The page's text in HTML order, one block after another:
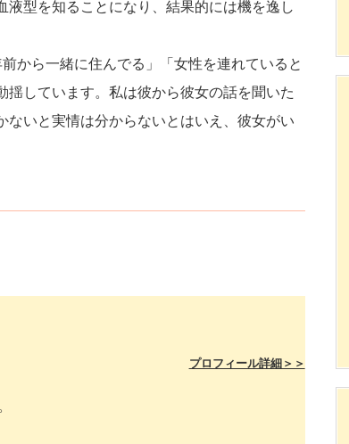
型を知ることになり、結果的には機を逸し
から一緒に住んでる」「女性を連れていると
しています。私は彼から彼女の話を聞いた
いと実情は分からないとはいえ、彼女がい
プロフィール詳細＞＞